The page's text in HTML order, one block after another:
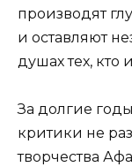
производят
и оставляют
душах тех, кто
За долгие
критики не
творчества